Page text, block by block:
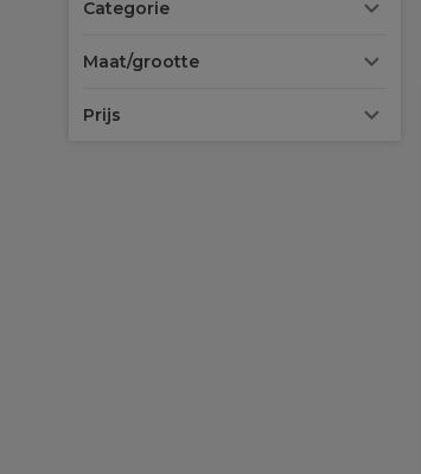
Categorie
Maat/grootte
Prijs